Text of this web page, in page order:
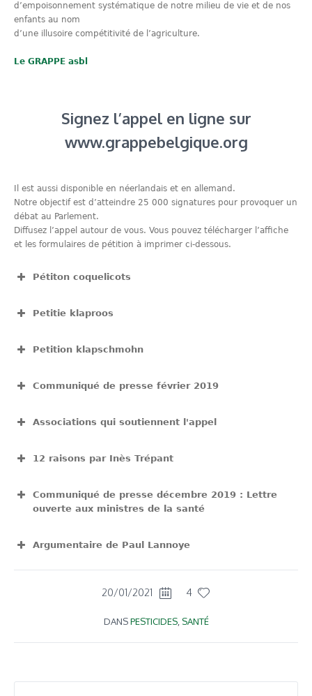
d’empoisonnement systématique de notre milieu de vie et de nos
enfants au nom
d’une illusoire compétitivité de l’agriculture.
Le GRAPPE asbl
Signez l’appel en ligne sur
www.grappebelgique.org
Il est aussi disponible en néerlandais et en allemand.
Notre objectif est d’atteindre 25 000 signatures pour provoquer un
débat au Parlement.
Diffusez l’appel autour de vous. Vous pouvez télécharger l’affiche
et les formulaires de pétition à imprimer ci-dessous.
Pétiton coquelicots
Petitie klaproos
Petition klapschmohn
Communiqué de presse février 2019
Associations qui soutiennent l'appel
12 raisons par Inès Trépant
Communiqué de presse décembre 2019 : Lettre
ouverte aux ministres de la santé
Argumentaire de Paul Lannoye
View Fullscreen
20/01/2021 4
DANSPESTICIDES, SANTÉ